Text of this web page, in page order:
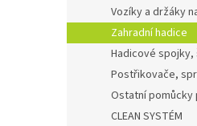
Vozíky a držáky
Zahradní hadice
Hadicové
Postřikovače,
Ostatní pomůcky
CLEAN SYSTÉM